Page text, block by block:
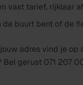
vast tarief, rijklaar
de buurt bent of de
adres vind je op
gerust 071 207